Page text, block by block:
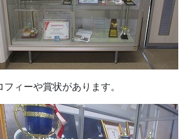
フィーや賞状があります。